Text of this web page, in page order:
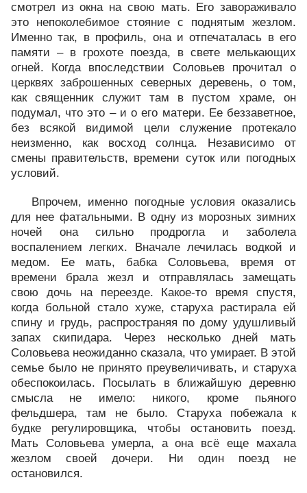
смотрел из окна на свою мать. Его завораживало
это непоколебимое стояние с поднятым жезлом.
Именно так, в профиль, она и отпечаталась в его
памяти – в грохоте поезда, в свете мелькающих
огней. Когда впоследствии Соловьев прочитал о
церквях заброшенных северных деревень, о том,
как священник служит там в пустом храме, он
подумал, что это – и о его матери. Ее беззаветное,
без всякой видимой цели служение протекало
неизменно, как восход солнца. Независимо от
смены правительств, времени суток или погодных
условий.
Впрочем, именно погодные условия оказались
для нее фатальными. В одну из морозных зимних
ночей она сильно продрогла и заболела
воспалением легких. Вначале лечилась водкой и
медом. Ее мать, бабка Соловьева, время от
времени брала жезл и отправлялась замещать
свою дочь на переезде. Какое-то время спустя,
когда больной стало хуже, старуха растирала ей
спину и грудь, распространяя по дому удушливый
запах скипидара. Через несколько дней мать
Соловьева неожиданно сказала, что умирает. В этой
семье было не принято преувеличивать, и старуха
обеспокоилась. Посылать в ближайшую деревню
смысла не имело: никого, кроме пьяного
фельдшера, там не было. Старуха побежала к
будке регулировщика, чтобы остановить поезд.
Мать Соловьева умерла, а она всё еще махала
жезлом своей дочери. Ни один поезд не
остановился.